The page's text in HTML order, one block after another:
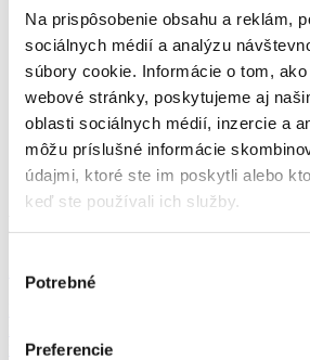
Na prispôsobenie obsahu a reklám,
sociálnych médií a analýzu
súbory cookie. Informácie o tom,
webové stránky, poskytujeme aj
oblasti sociálnych médií, inzercie a
môžu príslušné informácie
údajmi, ktoré ste im poskytli alebo
keď ste používali ich služby.
súhlasu
Potrebné
Preferencie
Realization – Lendak
Realization – Lendak
Realization – Lendak
Realization – Lendak
Produkt z realizácie
Polykarbonát